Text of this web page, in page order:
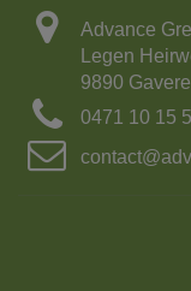
Advance
Legen
9890 Gavere
0471 10 15